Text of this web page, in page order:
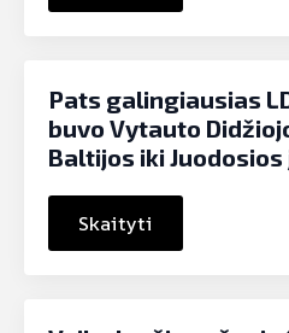
Pats galingiausias
buvo Vytauto
Baltijos iki Juodosios
Skaityti